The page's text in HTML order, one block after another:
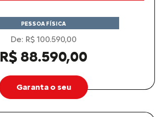
PESSOA FÍSICA
De: R$ 100.590,00
R$ 88.590,00
Garanta o seu